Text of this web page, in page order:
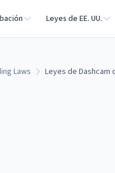
Leyes de EE. UU.
Laws Leyes de Dashcam